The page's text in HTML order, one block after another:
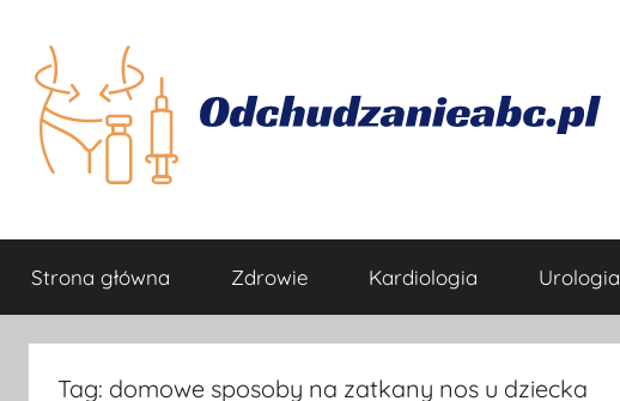
treści
Odchudzanie
skutecznie
się
Strona główna Zdrowie Kardiologia Urologia
Tag: domowe sposoby na zatkany nos u dziecka